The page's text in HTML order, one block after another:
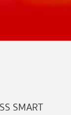
SMART